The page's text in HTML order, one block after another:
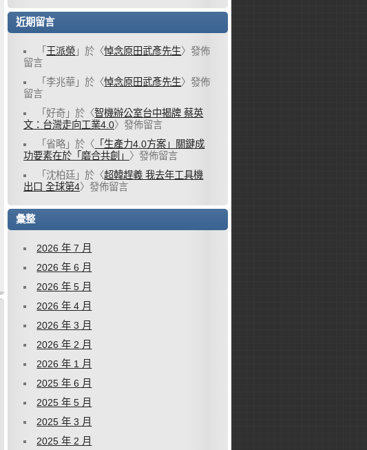
近期留言
「 王派榮 」於〈悼念原田武彥先生〉發佈
留言
「李兆華 」於〈悼念原田武彥先生〉發佈
留言
「好奇 」於〈智機辦公室台中揭牌 蔡英
文：台灣走向工業4.0〉發佈留言
「 省略 」於〈 「生產力4.0方案」關鍵成
功要素在於「磨合共創」 〉發佈留言
「 沈柏廷 」於〈超韓趕義 我去年工具機
出口 全球第4〉發佈留言
彙整
2026 年 7 月
2026 年 6 月
2026 年 5 月
2026 年 4 月
2026 年 3 月
2026 年 2 月
2026 年 1 月
2025 年 6 月
2025 年 5 月
2025 年 3 月
2025 年 2 月